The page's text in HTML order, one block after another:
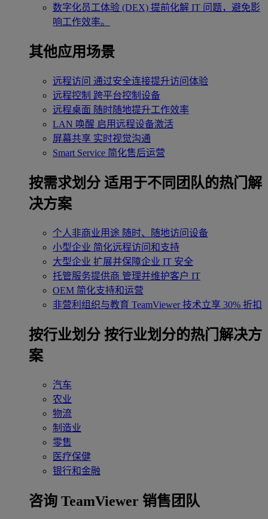
数字化员工体验 (DEX) 提前化解 IT 问题，避免影
响工作效率。
其他应用场景
远程访问 通过安全连接提升访问体验
远程控制 跨平台控制设备
远程桌面 随时随地提升工作效率
LAN 唤醒 启用远程设备激活
屏幕共享 实时视觉沟通
Smart Service 简化售后运营
按需求划分 适用于不同团队的热门解
决方案
个人非商业用途 随时、随地访问设备
小型企业 简化远程访问和支持
大型企业 扩展并保障企业 IT 安全
托管服务提供商 管理并维护客户 IT
OEM 简化支持和运营
非营利组织与教育 TeamViewer 技术立享 30% 折扣
‌按行业划分 按行业划分的热门解决方
案
汽车
农业
物流
制造业
零售
医疗保健
银行和金融
咨询 TeamViewer 销售团队